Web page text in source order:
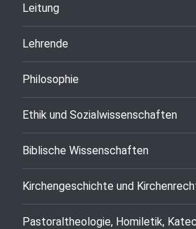
Leitung
Lehrende
Philosophie
Ethik und Sozialwissenschaften
Biblische Wissenschaften
Kirchengeschichte und
Pastoraltheologie, Homiletik,